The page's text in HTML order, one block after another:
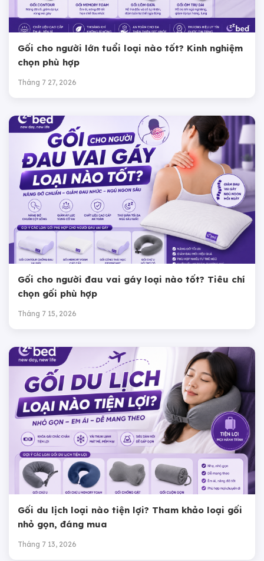
Gối cho người lớn tuổi loại nào tốt? Kinh nghiệm
chọn phù hợp
Tháng 7 27, 2026
Gối cho người đau vai gáy loại nào tốt? Tiêu chí
chọn gối phù hợp
Tháng 7 15, 2026
Gối du lịch loại nào tiện lợi? Tham khảo loại gối
nhỏ gọn, đáng mua
Tháng 7 13, 2026